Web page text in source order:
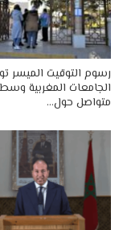
رسوم التوقيت الميسر
الجامعات المغربية
متواصل حول…